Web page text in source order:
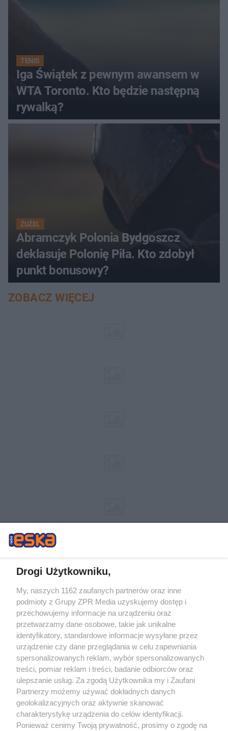
TENIS
Iga Świątek z pewnym awansem w
WTA Toronto. Kto będzie następną
rywalką?
ŻUŻEL
Abramczyk Polonia Bydgoszcz
deklasuje Polonię Piła. Kto zdobył
punkt bonusowy?
ZOBACZ WIĘCEJ
Żaden utwór zamieszczony w serwisie nie może być powielany i
rozpowszechniany lub dalej rozpowszechniany w jakikolwiek sposób (w
tym także elektroniczny lub mechaniczny) na jakimkolwiek polu
eksploatacji w jakiejkolwiek formie, włącznie z umieszczaniem w Internecie
bez pisemnej zgody właściciela praw. Jakiekolwiek użycie lub
wykorzystanie utworów w całości lub w części z naruszeniem prawa, tzn.
bez właściwej zgody, jest zabronione pod groźbą kary i może być ścigane
prawnie.
O nas
Drogi Użytkowniku,
My, naszych 1162 zaufanych partnerów oraz inne
podmioty z Grupy ZPR Media uzyskujemy dostęp i
przechowujemy informacje na urządzeniu oraz
przetwarzamy dane osobowe, takie jak unikalne
identyfikatory, standardowe informacje wysyłane przez
urządzenie czy dane przeglądania w celu zapewniania
spersonalizowanych reklam, wybór spersonalizowanych
treści, pomiar reklam i treści, badanie odbiorców oraz
ulepszanie usług. Za zgodą Użytkownika my i Zaufani
Partnerzy możemy używać dokładnych danych
geolokalizacyjnych oraz aktywnie skanować
charakterystykę urządzenia do celów identyfikacji.
Ponieważ cenimy Twoją prywatność, prosimy o zgodę na